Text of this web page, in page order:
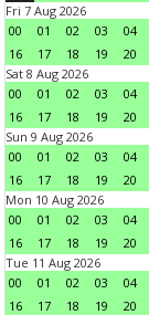
Fri 7 Aug 2026
00
01 02 03 04
16
17 18 19 20
Sat 8 Aug 2026
00
01 02 03 04
16
17 18 19 20
Sun 9 Aug 2026
00
01 02 03 04
16
17 18 19 20
Mon 10 Aug 2026
00
01 02 03 04
16
17 18 19 20
Tue 11 Aug 2026
00
01 02 03 04
16
17 18 19 20